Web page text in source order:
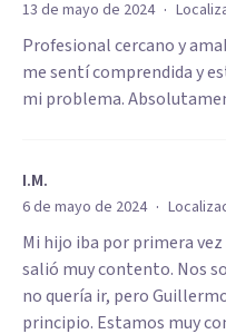
13 de mayo de 2024 ·
Profesional cercano y
me sentí comprendida y
mi problema.
I.M.
6 de mayo de 2024 ·
Mi hijo iba por primera vez
salió muy contento. Nos
no quería ir, pero
principio. Estamos muy